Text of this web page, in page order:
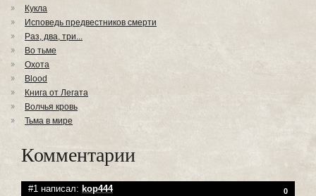
Кукла
Исповедь предвестников cмерти
Раз, два, три...
Во тьме
Охота
Blood
Книга от Легата
Волчья кровь
Тьма в мире
Комментарии
#1 написал: kop444 0